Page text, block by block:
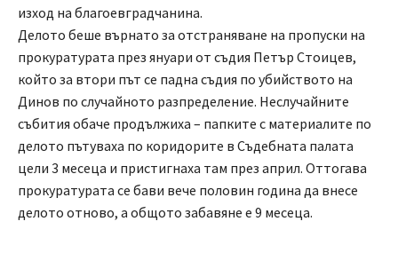
изход на благоевградчанина.
Делото беше върнато за отстраняване на пропуски на
прокуратурата през януари от съдия Петър Стоицев,
който за втори път се падна съдия по убийството на
Динов по случайното разпределение. Неслучайните
събития обаче продължиха – папките с материалите по
делото пътуваха по коридорите в Съдебната палата
цели 3 месеца и пристигнаха там през април. Оттогава
прокуратурата се бави вече половин година да внесе
делото отново, а общото забавяне е 9 месеца.